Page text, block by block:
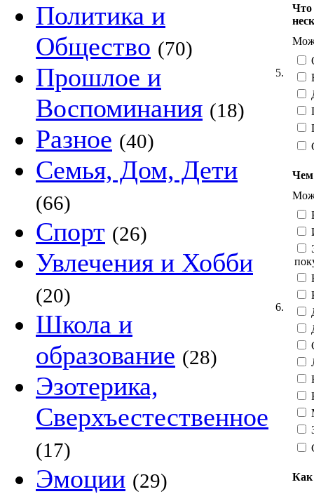
Политика и
Общество (70)
Прошлое и
Воспоминания (18)
Разное (40)
Семья, Дом, Дети
(66)
Спорт (26)
Увлечения и Хобби
(20)
Школа и
образование (28)
Эзотерика,
Сверхъестественное
(17)
Эмоции (29)
5.
Что
6.
Чем
Как